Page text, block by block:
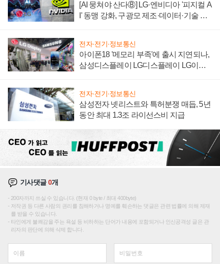
[AI 뭉쳐야 산다⑧] LG·엔비디아 '피지컬 A
I' 동맹 강화, 구광모 제조·데이터·기술 결
전자·전기·정보통신
아이폰18 '메모리 부족'에 출시 지연되나,
삼성디스플레이 LG디스플레이 LG이노
전자·전기·정보통신
삼성전자 넷리스트와 특허분쟁 매듭, 5년
동안 최대 1.3조 라이선스비 지급
기사댓글0개
200자까지 쓰실 수 있습니다. (현재 0 byte / 최대 400byte)
저작권 등 다른 사람의 권리를 침해하거나 명예를 훼손하는 댓글은 관련 법률에 의해 제재
를 받을 수 있습니다.
타인에게 불쾌감을 주는 욕설 등 비하하는 단어가 내용에 포함되거나 인신공격성 글은 관
리자의 판단에 의해 삭제 합니다.